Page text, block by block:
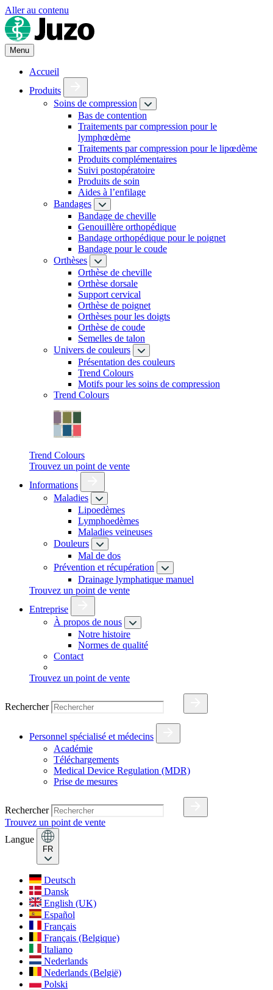
Aller au contenu
Menu
Accueil
Produits
Soins de compression
Bas de contention
Traitements par compression pour le
lymphœdème
Traitements par compression pour le lipœdème
Produits complémentaires
Suivi postopératoire
Produits de soin
Aides à l’enfilage
Bandages
Bandage de cheville
Genouillère orthopédique
Bandage orthopédique pour le poignet
Bandage pour le coude
Orthèses
Orthèse de cheville
Orthèse dorsale
Support cervical
Orthèse de poignet
Orthèses pour les doigts
Orthèse de coude
Semelles de talon
Univers de couleurs
Présentation des couleurs
Trend Colours
Motifs pour les soins de compression
Trend Colours
Trend Colours
Trouvez un point de vente
Informations
Maladies
Lipoedèmes
Lymphoedèmes
Maladies veineuses
Douleurs
Mal de dos
Prévention et récupération
Drainage lymphatique manuel
Trouvez un point de vente
Entreprise
À propos de nous
Notre histoire
Normes de qualité
Contact
Trouvez un point de vente
Rechercher
Personnel spécialisé et médecins
Académie
Téléchargements
Medical Device Regulation (MDR)
Prise de mesures
Rechercher
Trouvez un point de vente
Langue
FR
Deutsch
Dansk
English (UK)
Español
Français
Français (Belgique)
Italiano
Nederlands
Nederlands (België)
Polski